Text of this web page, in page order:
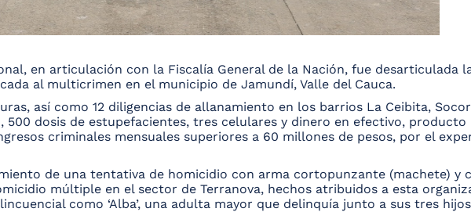
en articulación con la Fiscalía General de la Nación, fue desarticulada
al multicrimen en el municipio de Jamundí, Valle del Cauca.
así como 12 diligencias de allanamiento en los barrios La Ceibita,
500 dosis de estupefacientes, tres celulares y dinero en efectivo, producto
criminales mensuales superiores a 60 millones de pesos, por el
de una tentativa de homicidio con arma cortopunzante (machete) y
múltiple en el sector de Terranova, hechos atribuidos a esta
como ‘Alba’, una adulta mayor que delinquía junto a sus tres